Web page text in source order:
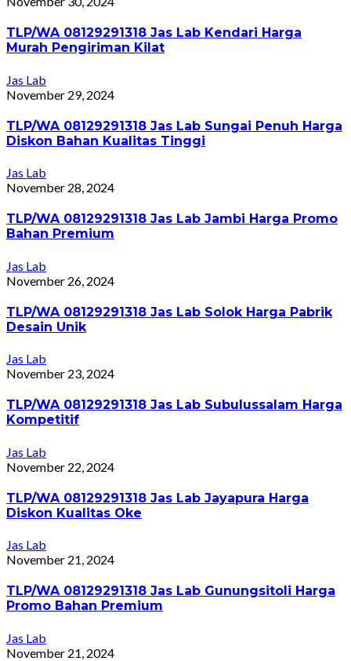
TLP/WA 08129291318 Jas Lab Kendari Harga
Murah Pengiriman Kilat
Jas Lab
November 29, 2024
TLP/WA 08129291318 Jas Lab Sungai Penuh Harga
Diskon Bahan Kualitas Tinggi
Jas Lab
November 28, 2024
TLP/WA 08129291318 Jas Lab Jambi Harga Promo
Bahan Premium
Jas Lab
November 26, 2024
TLP/WA 08129291318 Jas Lab Solok Harga Pabrik
Desain Unik
Jas Lab
November 23, 2024
TLP/WA 08129291318 Jas Lab Subulussalam Harga
Kompetitif
Jas Lab
November 22, 2024
TLP/WA 08129291318 Jas Lab Jayapura Harga
Diskon Kualitas Oke
Jas Lab
November 21, 2024
TLP/WA 08129291318 Jas Lab Gunungsitoli Harga
Promo Bahan Premium
Jas Lab
November 21, 2024